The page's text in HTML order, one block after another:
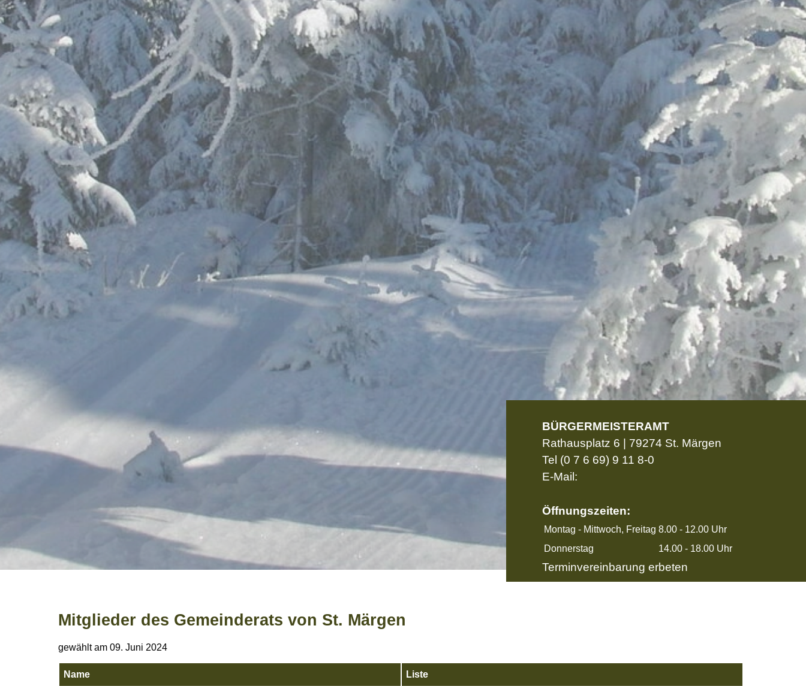
BÜRGERMEISTERAMT
Rathausplatz 6 | 79274 St. Märgen
Tel (0 7 6 69) 9 11 8-0
E-Mail:
Öffnungszeiten:
Montag - Mittwoch, Freitag 8.00 - 12.00 Uhr
Donnerstag
14.00 - 18.00 Uhr
Terminvereinbarung erbeten
Mitglieder des Gemeinderats von St. Märgen
gewählt am 09. Juni 2024
Name Liste